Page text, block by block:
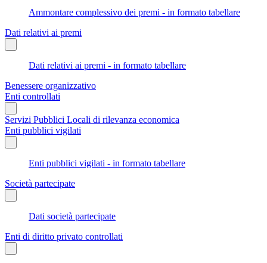
Ammontare complessivo dei premi - in formato tabellare
Dati relativi ai premi
Dati relativi ai premi - in formato tabellare
Benessere organizzativo
Enti controllati
Servizi Pubblici Locali di rilevanza economica
Enti pubblici vigilati
Enti pubblici vigilati - in formato tabellare
Società partecipate
Dati società partecipate
Enti di diritto privato controllati